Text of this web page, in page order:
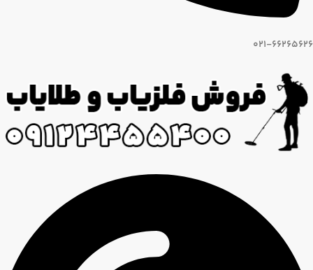
021-66265626